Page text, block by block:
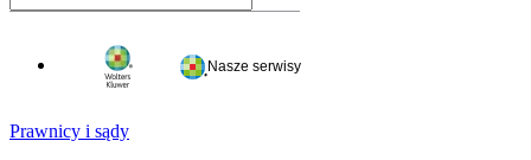
Nasze serwisy
Prawnicy i sądy